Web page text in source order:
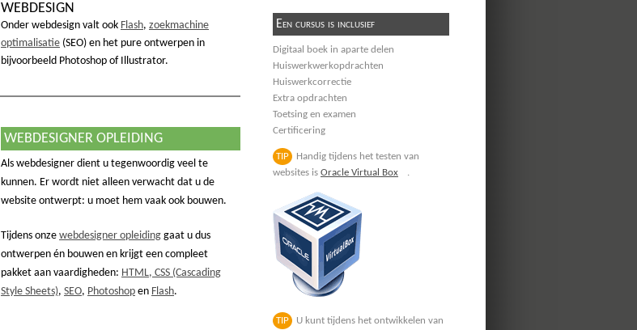
WEBDESIGN
Onder webdesign valt ook Flash, zoekmachine
optimalisatie (SEO) en het pure ontwerpen in
bijvoorbeeld Photoshop of Illustrator.
WEBDESIGNER OPLEIDING
Als webdesigner dient u tegenwoordig veel te
kunnen. Er wordt niet alleen verwacht dat u de
website ontwerpt: u moet hem vaak ook bouwen.
Tijdens onze webdesigner opleiding gaat u dus
ontwerpen én bouwen en krijgt een compleet
pakket aan vaardigheden: HTML, CSS (Cascading
Style Sheets), SEO, Photoshop en Flash.
Een cursus is inclusief
Digitaal boek in aparte delen
Huiswerkwerkopdrachten
Huiswerkcorrectie
Extra opdrachten
Toetsing en examen
Certificering
TIP
Handig tijdens het testen van
websites is Oracle Virtual Box .
TIP
U kunt tijdens het ontwikkelen van